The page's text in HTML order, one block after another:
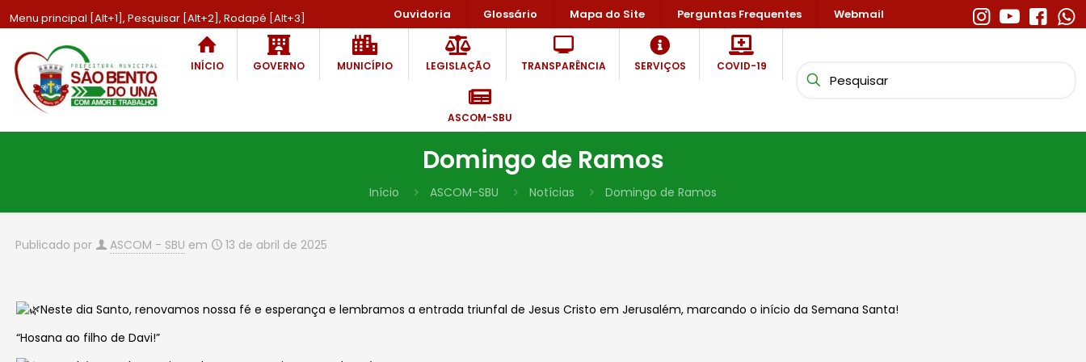
Menu principal [Alt+1], Pesquisar [Alt+2], Rodapé [Alt+3] Ouvidoria Glossário Mapa do Site Perguntas Frequentes Webmail
INÍCIO GOVERNO MUNICÍPIO LEGISLAÇÃO TRANSPARÊNCIA SERVIÇOS COVID-19
ASCOM-SBU
Domingo de Ramos
Início ASCOM-SBU Notícias Domingo de Ramos
Publicado por ASCOM - SBU em 13 de abril de 2025
Neste dia Santo, renovamos nossa fé e esperança e lembramos a entrada triunfal de Jesus Cristo em Jerusalém, marcando o início da Semana Santa!
“Hosana ao filho deDavi!”